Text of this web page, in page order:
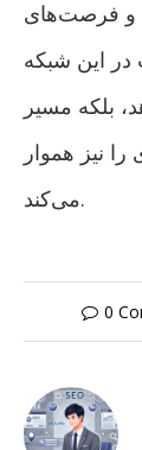
و فرصت‌های
این شبکه
بلکه مسیر
نیز هموار
می‌کند.
0